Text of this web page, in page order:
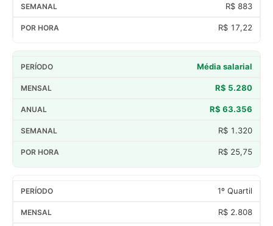
R$ 883
R$ 17,22
Média salarial
R$ 5.280
R$ 63.356
R$ 1.320
R$ 25,75
1º Quartil
R$ 2.808